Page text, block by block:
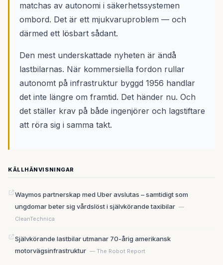
matchas av autonomi i säkerhetssystemen
ombord. Det är ett mjukvaruproblem — och
därmed ett lösbart sådant.
Den mest underskattade nyheten är ändå
lastbilarnas. När kommersiella fordon rullar
autonomt på infrastruktur byggd 1956 handlar
det inte längre om framtid. Det händer nu. Och
det ställer krav på både ingenjörer och lagstiftare
att röra sig i samma takt.
KÄLLHÄNVISNINGAR
Waymos partnerskap med Uber avslutas – samtidigt som
ungdomar beter sig vårdslöst i självkörande taxibilar —
CleanTechnica
Självkörande lastbilar utmanar 70-årig amerikansk
motorvägsinfrastruktur — The Robot Report